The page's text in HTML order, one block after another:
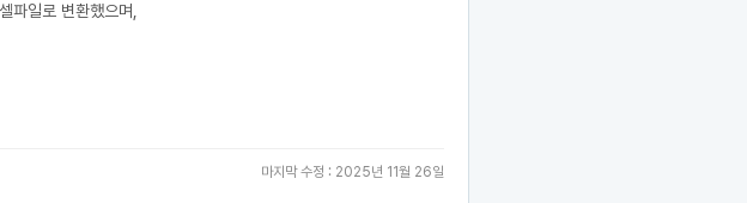
파일로 변환했으며,
마지막 수정 : 2025년 11월 26일